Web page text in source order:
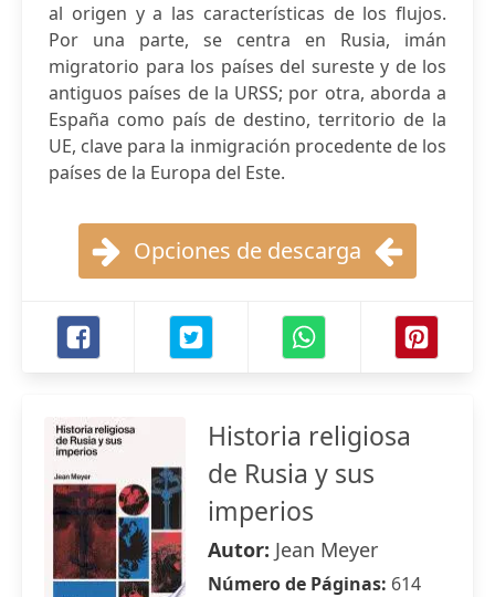
al origen y a las características de los flujos.
Por una parte, se centra en Rusia, imán
migratorio para los países del sureste y de los
antiguos países de la URSS; por otra, aborda a
España como país de destino, territorio de la
UE, clave para la inmigración procedente de los
países de la Europa del Este.
Opciones de descarga
Historia religiosa
de Rusia y sus
imperios
Autor: Jean Meyer
Número de Páginas: 614